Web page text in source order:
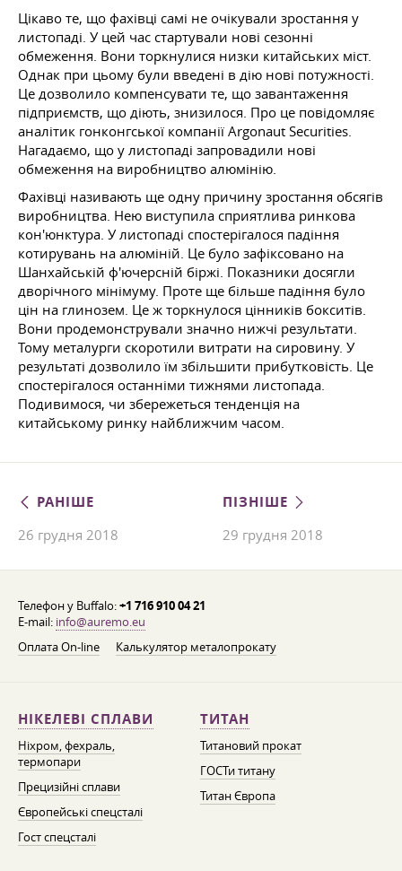
Цікаво те, що фахівці самі не очікували зростання у
листопаді. У цей час стартували нові сезонні
обмеження. Вони торкнулися низки китайських міст.
Однак при цьому були введені в дію нові потужності.
Це дозволило компенсувати те, що завантаження
підприємств, що діють, знизилося. Про це повідомляє
аналітик гонконгської компанії Argonaut Securities.
Нагадаємо, що у листопаді запровадили нові
обмеження на виробництво алюмінію.
Фахівці називають ще одну причину зростання обсягів
виробництва. Нею виступила сприятлива ринкова
кон'юнктура. У листопаді спостерігалося падіння
котирувань на алюміній. Це було зафіксовано на
Шанхайській ф'ючерсній біржі. Показники досягли
дворічного мінімуму. Проте ще більше падіння було
цін на глинозем. Це ж торкнулося цінників бокситів.
Вони продемонстрували значно нижчі результати.
Тому металурги скоротили витрати на сировину. У
результаті дозволило їм збільшити прибутковість. Це
спостерігалося останніми тижнями листопада.
Подивимося, чи збережеться тенденція на
китайському ринку найближчим часом.
РАНІШЕ
26 грудня 2018
ПІЗНІШЕ
29 грудня 2018
Телефон у Buffalo:+1 716 910 04 21
E-mail: info@auremo.eu
Оплата On-line
Калькулятор металопрокату
НІКЕЛЕВІ СПЛАВИ
Ніхром, фехраль,
термопари
Прецизійні сплави
Європейські спецсталі
Гост спецсталі
ТИТАН
Титановий прокат
ГОСТи титану
Титан Європа